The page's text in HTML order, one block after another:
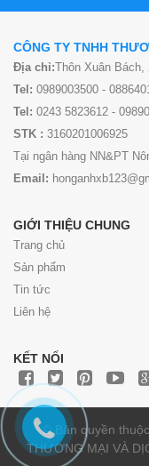
CÔNG TY TNHH
Địa chỉ:Thôn Xuân Bách,
Tel: 0989003500 -
Tel: 0243 5823612 -
STK : 3160201006925
Tại ngân hàng NN&PT
Email:
GIỚI THIỆU CHUNG
Trang chủ
Sản phẩm
Tin tức
Liên hệ
KẾT NỐI
© Bản quyền
THƯƠNG MẠI VÀ